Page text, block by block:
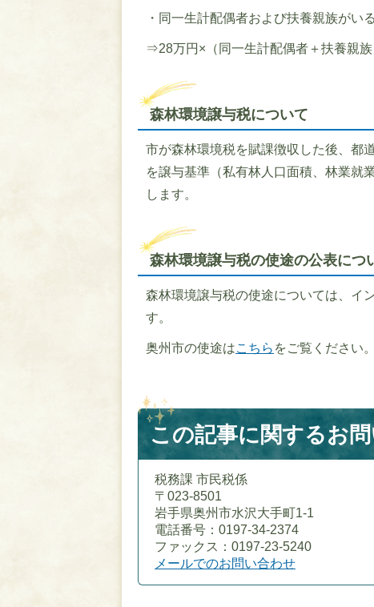
・同一生計配偶者および扶養親族がい
⇒28万円×（同一生計配偶者＋扶養親族
森林環境譲与税について
市が森林環境税を賦課徴収した後、都
を譲与基準（私有林人口面積、林業就
します。
森林環境譲与税の使途の公表につ
森林環境譲与税の使途については、イ
す。
奥州市の使途はこちら をご覧ください。
この記事に関するお
税務課 市民税係
〒023-8501
岩手県奥州市水沢大手町1-1
電話番号：0197-34-2374
ファックス：0197-23-5240
メールでのお問い合わせ